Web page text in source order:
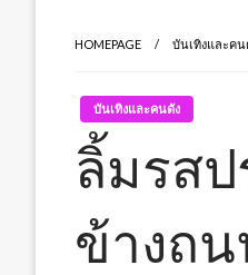
HOMEPAGE บันเทิงและคน
บันเทิงและคนดัง
ลิ้มรสป
ข้างถ